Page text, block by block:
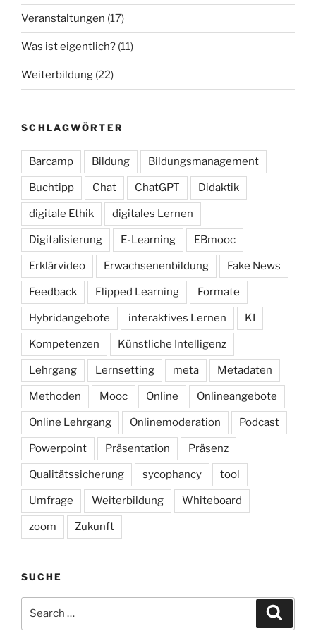
Veranstaltungen (17)
Was ist eigentlich? (11)
Weiterbildung (22)
SCHLAGWÖRTER
Barcamp Bildung Bildungsmanagement
Buchtipp Chat ChatGPT Didaktik
digitale Ethik digitales Lernen
Digitalisierung E-Learning EBmooc
Erklärvideo Erwachsenenbildung Fake News
Feedback Flipped Learning Formate
Hybridangebote interaktives Lernen KI
Kompetenzen Künstliche Intelligenz
Lehrgang Lernsetting meta Metadaten
Methoden Mooc Online Onlineangebote
Online Lehrgang Onlinemoderation Podcast
Powerpoint Präsentation Präsenz
Qualitätssicherung sycophancy tool
Umfrage Weiterbildung Whiteboard
zoom Zukunft
SUCHE